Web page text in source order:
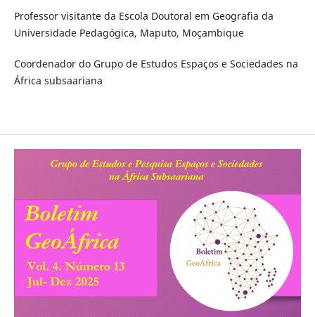
Professor visitante da Escola Doutoral em Geografia da
Universidade Pedagógica, Maputo, Moçambique
Coordenador do Grupo de Estudos Espaços e Sociedades na
África subsaariana